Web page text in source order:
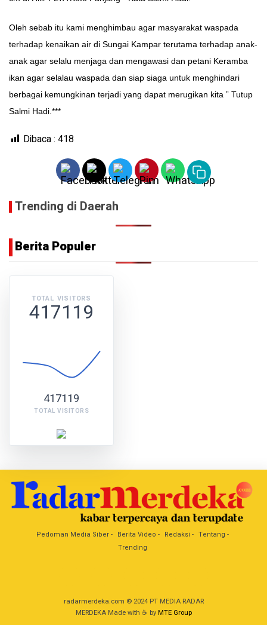
Oleh sebab itu kami menghimbau agar masyarakat waspada
terhadap kenaikan air di Sungai Kampar terutama terhadap anak-
anak agar selalu menjaga dan mengawasi dan petani Keramba
ikan agar selalau waspada dan siap siaga untuk menghindari
berbagai kemungkinan terjadi yang dapat merugikan kita ” Tutup
Salmi Hadi.***
Dibaca : 418
Trending di Daerah
Berita Populer
TOTAL VISITORS
417119
417119
TOTAL VISITORS
Pedoman Media Siber Berita Video Redaksi
Tentang
Trending
radarmerdeka.com © 2024 PT MEDIA RADAR
MERDEKA Made with ☕ byMTE Group